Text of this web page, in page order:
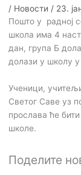
/ Новости / 23.
Пошто у радној
школа има 4
дан, група Б
долази у школу
Ученици,
Светог Саве уз
прослава ће
школе.
Поделите